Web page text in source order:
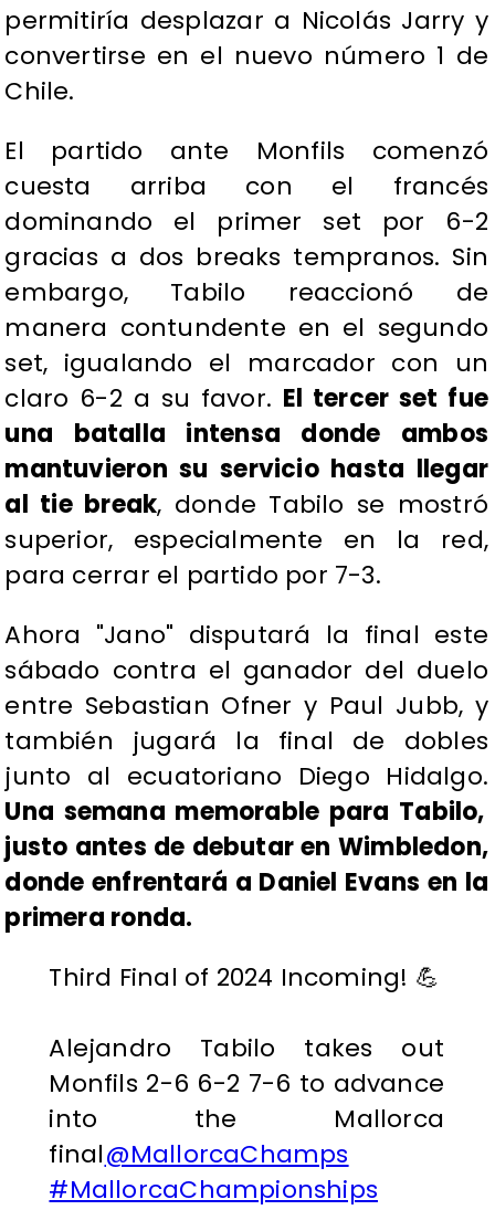
permitiría desplazar a Nicolás Jarry y
convertirse en el nuevo número 1 de
Chile.
El partido ante Monfils comenzó
cuesta arriba con el francés
dominando el primer set por 6-2
gracias a dos breaks tempranos. Sin
embargo, Tabilo reaccionó de
manera contundente en el segundo
set, igualando el marcador con un
claro 6-2 a su favor. El tercer set fue
una batalla intensa donde ambos
mantuvieron su servicio hasta llegar
al tie break, donde Tabilo se mostró
superior, especialmente en la red,
para cerrar el partido por 7-3.
Ahora "Jano" disputará la final este
sábado contra el ganador del duelo
entre Sebastian Ofner y Paul Jubb, y
también jugará la final de dobles
junto al ecuatoriano Diego Hidalgo.
Una semana memorable para Tabilo,
justo antes de debutar en Wimbledon,
donde enfrentará a Daniel Evans en la
primera ronda.
Third Final of 2024 Incoming! 💪
Alejandro Tabilo takes out
Monfils 2-6 6-2 7-6 to advance
into the Mallorca
final@MallorcaChamps
#MallorcaChampionships